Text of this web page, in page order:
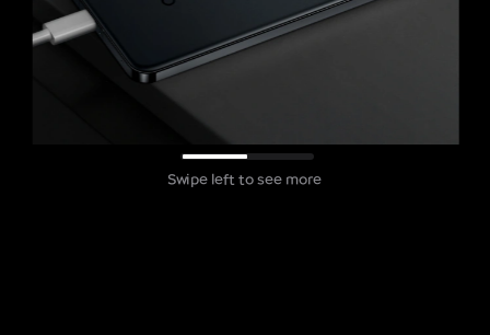
Swipe left to see more